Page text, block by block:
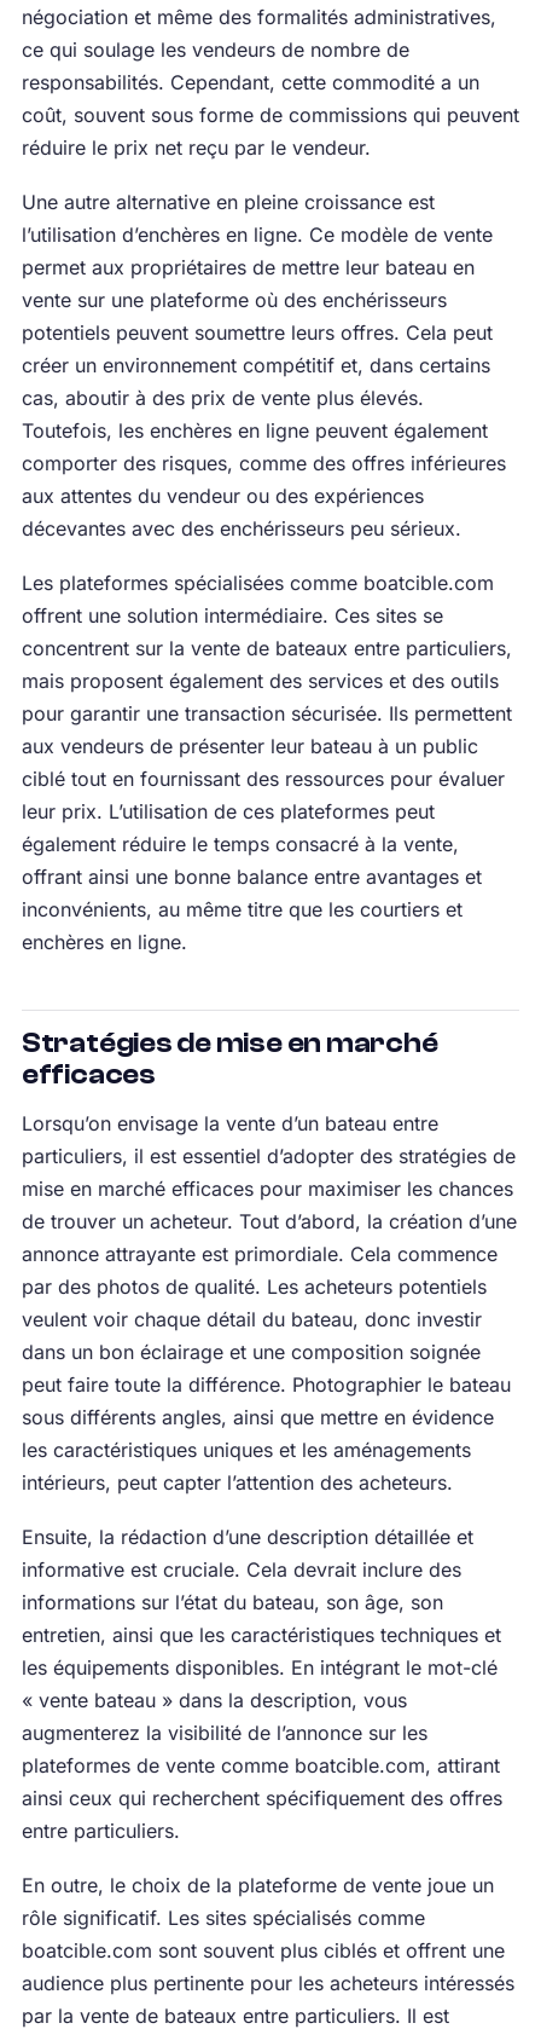
négociation et même des formalités administratives,
ce qui soulage les vendeurs de nombre de
responsabilités. Cependant, cette commodité a un
coût, souvent sous forme de commissions qui peuvent
réduire le prix net reçu par le vendeur.
Une autre alternative en pleine croissance est
l’utilisation d’enchères en ligne. Ce modèle de vente
permet aux propriétaires de mettre leur bateau en
vente sur une plateforme où des enchérisseurs
potentiels peuvent soumettre leurs offres. Cela peut
créer un environnement compétitif et, dans certains
cas, aboutir à des prix de vente plus élevés.
Toutefois, les enchères en ligne peuvent également
comporter des risques, comme des offres inférieures
aux attentes du vendeur ou des expériences
décevantes avec des enchérisseurs peu sérieux.
Les plateformes spécialisées comme boatcible.com
offrent une solution intermédiaire. Ces sites se
concentrent sur la vente de bateaux entre particuliers,
mais proposent également des services et des outils
pour garantir une transaction sécurisée. Ils permettent
aux vendeurs de présenter leur bateau à un public
ciblé tout en fournissant des ressources pour évaluer
leur prix. L’utilisation de ces plateformes peut
également réduire le temps consacré à la vente,
offrant ainsi une bonne balance entre avantages et
inconvénients, au même titre que les courtiers et
enchères en ligne.
Stratégies de mise en marché
efficaces
Lorsqu’on envisage la vente d’un bateau entre
particuliers, il est essentiel d’adopter des stratégies de
mise en marché efficaces pour maximiser les chances
de trouver un acheteur. Tout d’abord, la création d’une
annonce attrayante est primordiale. Cela commence
par des photos de qualité. Les acheteurs potentiels
veulent voir chaque détail du bateau, donc investir
dans un bon éclairage et une composition soignée
peut faire toute la différence. Photographier le bateau
sous différents angles, ainsi que mettre en évidence
les caractéristiques uniques et les aménagements
intérieurs, peut capter l’attention des acheteurs.
Ensuite, la rédaction d’une description détaillée et
informative est cruciale. Cela devrait inclure des
informations sur l’état du bateau, son âge, son
entretien, ainsi que les caractéristiques techniques et
les équipements disponibles. En intégrant le mot-clé
« vente bateau » dans la description, vous
augmenterez la visibilité de l’annonce sur les
plateformes de vente comme boatcible.com, attirant
ainsi ceux qui recherchent spécifiquement des offres
entre particuliers.
En outre, le choix de la plateforme de vente joue un
rôle significatif. Les sites spécialisés comme
boatcible.com sont souvent plus ciblés et offrent une
audience plus pertinente pour les acheteurs intéressés
par la vente de bateaux entre particuliers. Il est